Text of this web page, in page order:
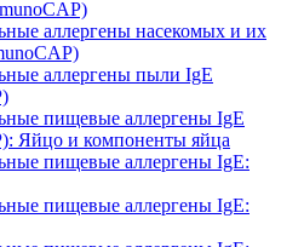
аллергены насекомых и их
аллергены пыли IgE
пищевые аллергены IgE
Яйцо и компоненты яйца
пищевые аллергены IgE:
пищевые аллергены IgE: